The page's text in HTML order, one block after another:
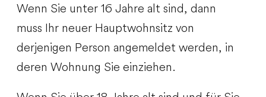
Wenn Sie unter 16 Jahre alt sind, dann
muss Ihr neuer Hauptwohnsitz von
derjenigen Person angemeldet werden, in
deren Wohnung Sie einziehen.